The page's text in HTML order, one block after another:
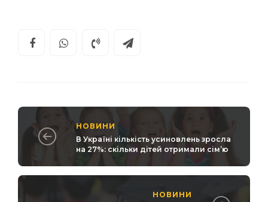
НОВИНИ
В Україні кількість усиновлень зросла
на 27%: скільки дітей отримали сім’ю
НОВИНИ